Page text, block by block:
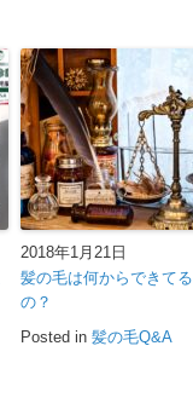
2018年1月21日
髪の毛は何からできてる
の？
Posted in 髪の毛Q&A